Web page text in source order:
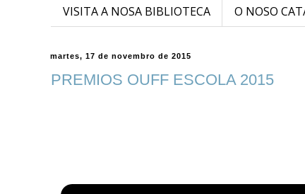
VISITA A NOSA BIBLIOTECA
O NOSO
martes, 17 de novembro de 2015
PREMIOS OUFF ESCOLA 2015